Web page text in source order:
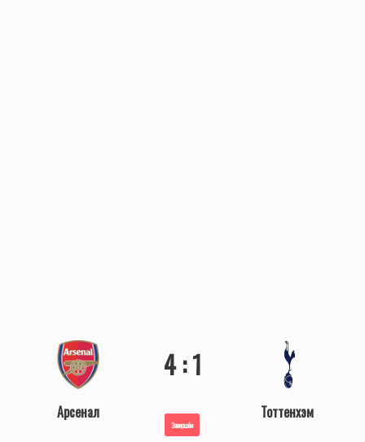
Арсенал
4 : 1
Завершён
Тоттенхэм